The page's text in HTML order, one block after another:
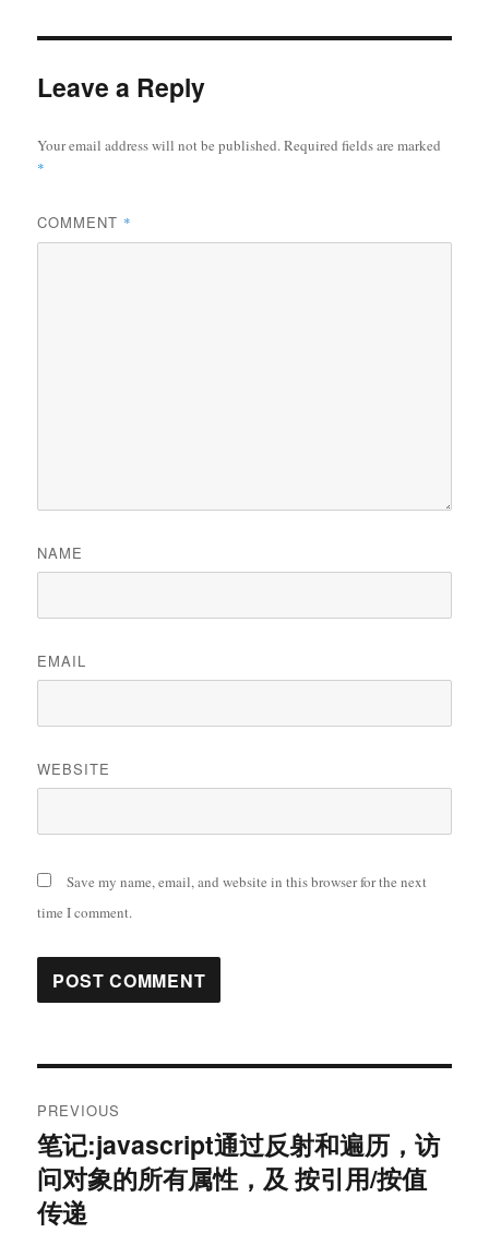
Leave a Reply
Your email address will not be published.Required fields are marked
*
COMMENT *
NAME
EMAIL
WEBSITE
Save my name, email, and website in this browser for the next
time I comment.
navigation
PREVIOUS
Previous
post:
笔记:javascript通过反射和遍历，访
问对象的所有属性，及 按引用/按值
传递